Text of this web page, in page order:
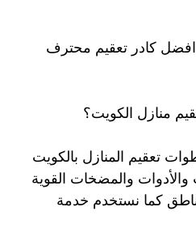
افضل كادر تعقيم محترف
منازل الكويت؟
تعقيم المنازل بالكويت
والمضخات القوية
كما نستخدم خدمة